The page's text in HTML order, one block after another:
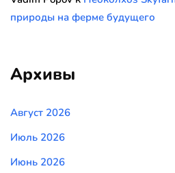
природы на ферме будущего
Архивы
Август 2026
Июль 2026
Июнь 2026